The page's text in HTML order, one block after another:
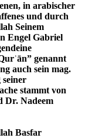
in arabischer
und durch
Seinem
Engel Gabriel
genannt
auch sein mag.
seiner
stammt von
Dr. Nadeem
Basfar